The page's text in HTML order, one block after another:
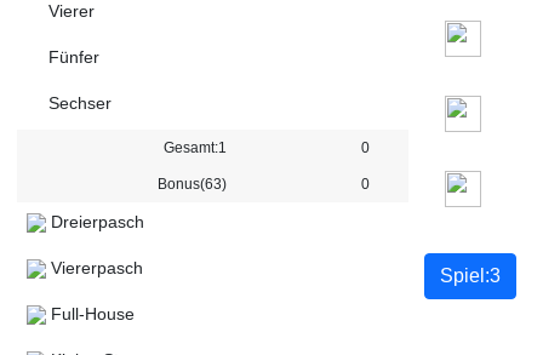
Vierer
Fünfer
Sechser
Gesamt:1 0
Bonus(63) 0
Dreierpasch
Viererpasch
Full-House